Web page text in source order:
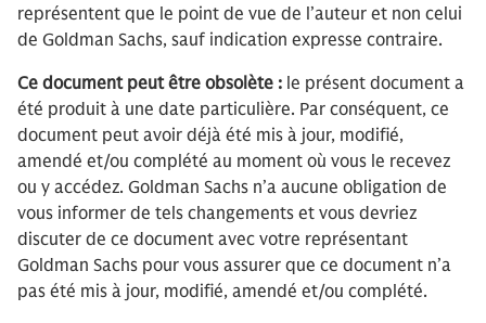
représentent que le point de vue de l’auteur et non celui
de Goldman Sachs, sauf indication expresse contraire.
Ce document peut être obsolète : le présent document a
été produit à une date particulière. Par conséquent, ce
document peut avoir déjà été mis à jour, modifié,
amendé et/ou complété au moment où vous le recevez
ou y accédez. Goldman Sachs n’a aucune obligation de
vous informer de tels changements et vous devriez
discuter de ce document avec votre représentant
Goldman Sachs pour vous assurer que ce document n’a
pas été mis à jour, modifié, amendé et/ou complété.